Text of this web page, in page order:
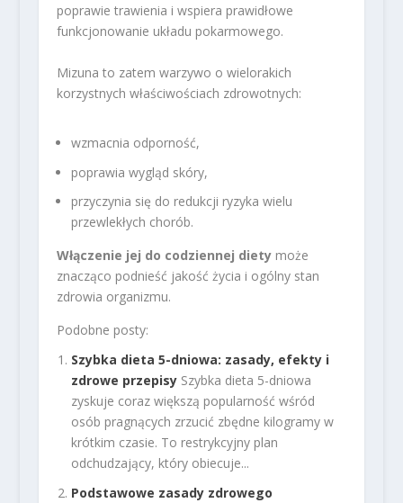
poprawie trawienia i wspiera prawidłowe
funkcjonowanie układu pokarmowego.
Mizuna to zatem warzywo o wielorakich
korzystnych właściwościach zdrowotnych:
wzmacnia odporność,
poprawia wygląd skóry,
przyczynia się do redukcji ryzyka wielu
przewlekłych chorób.
Włączenie jej do codziennej dietymoże
znacząco podnieść jakość życia i ogólny stan
zdrowia organizmu.
Podobne posty:
Szybka dieta 5-dniowa: zasady, efekty i
zdrowe przepisy Szybka dieta 5-dniowa
zyskuje coraz większą popularność wśród
osób pragnących zrzucić zbędne kilogramy w
krótkim czasie. To restrykcyjny plan
odchudzający, który obiecuje...
Podstawowe zasady zdrowego